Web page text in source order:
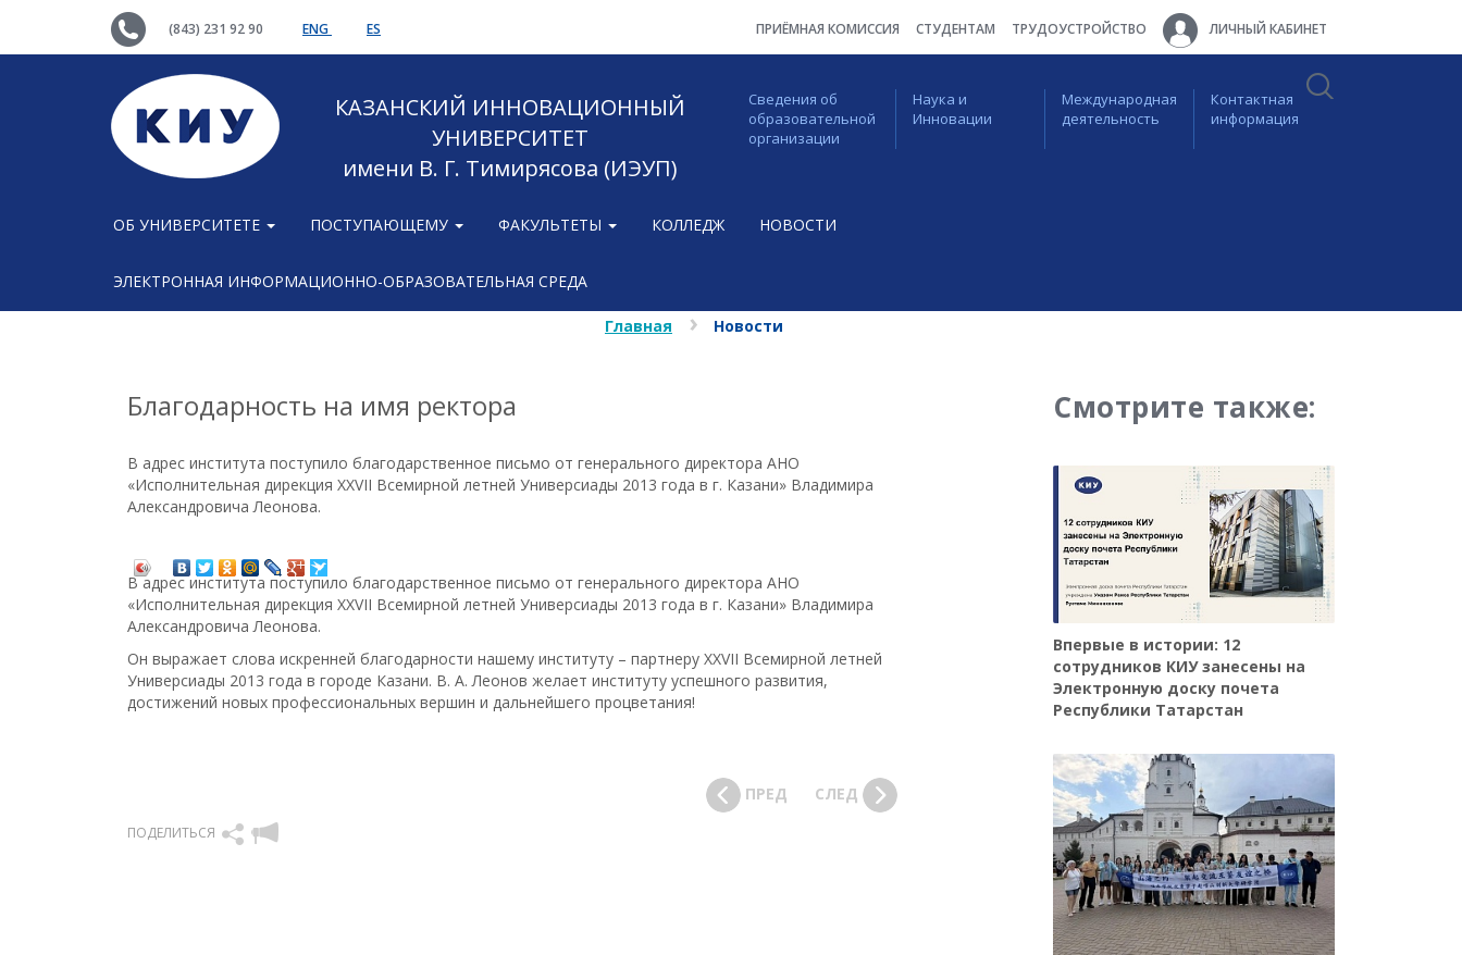
(843) 231 92 90 ENG ES ПРИЁМНАЯ КОМИССИЯ СТУДЕНТАМ ТРУДОУСТРОЙСТВО ЛИЧНЫЙ КАБИНЕТ
КАЗАНСКИЙ ИННОВАЦИОННЫЙ
УНИВЕРСИТЕТ
имени В. Г. Тимирясова (ИЭУП)
Сведения об
образовательной
организации
Наука и
Инновации
Международная
деятельность
Контактная
информация
ОБ УНИВЕРСИТЕТЕ ПОСТУПАЮЩЕМУ ФАКУЛЬТЕТЫ КОЛЛЕДЖ НОВОСТИ
ЭЛЕКТРОННАЯ ИНФОРМАЦИОННО-ОБРАЗОВАТЕЛЬНАЯ СРЕДА
Главная Новости
Благодарность на имя ректора
В адрес института поступило благодарственное письмо от генерального директора АНО
«Исполнительная дирекция XXVII Всемирной летней Универсиады 2013 года в г. Казани» Владимира
Александровича Леонова.
В адрес института поступило благодарственное письмо от генерального директора АНО
«Исполнительная дирекция XXVII Всемирной летней Универсиады 2013 года в г. Казани» Владимира
Александровича Леонова.
Он выражает слова искренней благодарности нашему институту – партнеру XXVII Всемирной летней
Универсиады 2013 года в городе Казани. В. А. Леонов желает институту успешного развития,
достижений новых профессиональных вершин и дальнейшего процветания!
ПОДЕЛИТЬСЯ
ПРЕД СЛЕД
Смотрите также:
Впервые в истории: 12
сотрудников КИУ занесены на
Электронную доску почета
Республики Татарстан